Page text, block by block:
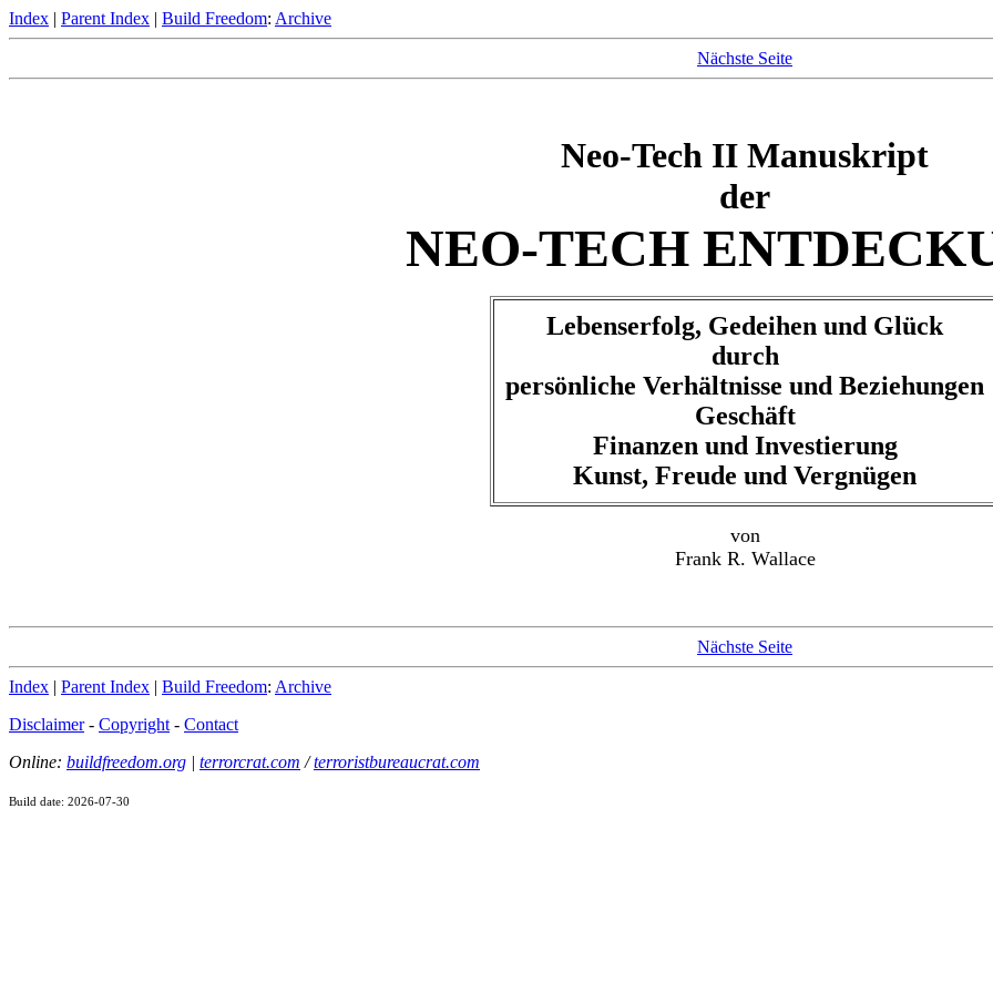
Index | Parent Index | Build Freedom: Archive
Nächste Seite
Neo-Tech II Manuskript
der
NEO-TECH
Lebenserfolg, Gedeihen und Glück
durch
persönliche Verhältnisse und Beziehungen
Geschäft
Finanzen und Investierung
Kunst, Freude und Vergnügen
von
Frank R. Wallace
Nächste Seite
Index | Parent Index | Build Freedom: Archive
Disclaimer- Copyright - Contact
Online: buildfreedom.org | terrorcrat.com /terroristbureaucrat.com
Build date: 2026-07-30